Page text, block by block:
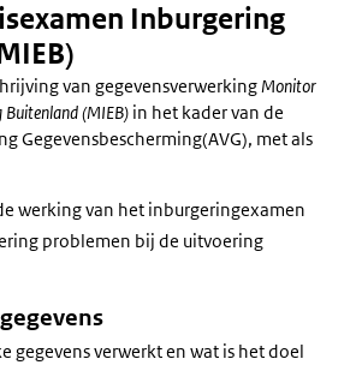
Inburgering
van gegevensverwerkingMonitor
Buitenland (MIEB) in het kader van de
Gegevensbescherming(AVG), met als
werking van het inburgeringexamen
problemen bij de uitvoering
gegevens verwerkt en wat is het doel